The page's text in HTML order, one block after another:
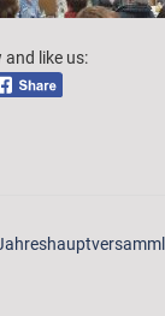
and like us: